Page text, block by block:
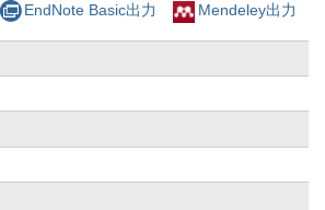
EndNote Basic出力 Mendeley出力